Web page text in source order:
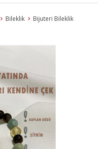
Bileklik Bijuteri Bileklik